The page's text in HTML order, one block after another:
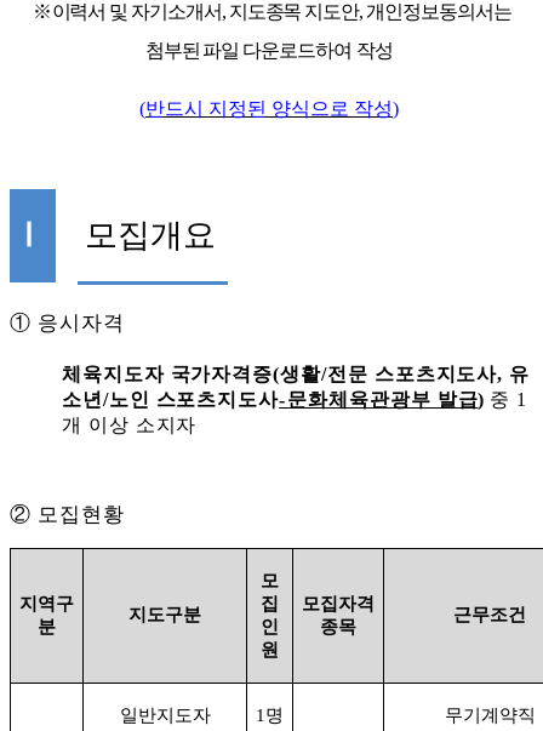
※이력서 및 자기소개서, 지도종목 지도안,개인정보동의서는
첨부된 파일 다운로드하여 작성
(반드시 지정된 양식으로 작성)
모집개요
① 응시자격
체육지도자 국가자격증(생활/전문 스포츠지도사, 유
소년 /노인 스포츠지도사-문화체육관광부 발급) 중 1
개 이상 소지자
② 모집현황
지역구
분
지도구분
모
집
인
원
모집자격
종목
근무조건
일반지도자 1 명 무기계약직